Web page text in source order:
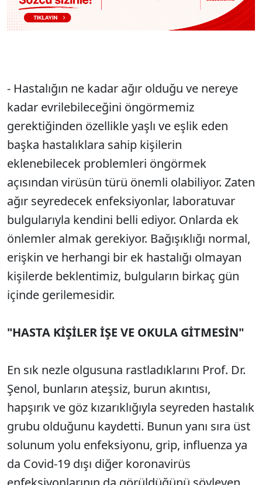
- Hastalığın ne kadar ağır olduğu ve nereye
kadar evrilebileceğini öngörmemiz
gerektiğinden özellikle yaşlı ve eşlik eden
başka hastalıklara sahip kişilerin
eklenebilecek problemleri öngörmek
açısından virüsün türü önemli olabiliyor. Zaten
ağır seyredecek enfeksiyonlar, laboratuvar
bulgularıyla kendini belli ediyor. Onlarda ek
önlemler almak gerekiyor. Bağışıklığı normal,
erişkin ve herhangi bir ek hastalığı olmayan
kişilerde beklentimiz, bulguların birkaç gün
içinde gerilemesidir.
"HASTA KİŞİLER İŞE VE OKULA GİTMESİN"
En sık nezle olgusuna rastladıklarını Prof. Dr.
Şenol, bunların ateşsiz, burun akıntısı,
hapşırık ve göz kızarıklığıyla seyreden hastalık
grubu olduğunu kaydetti. Bunun yanı sıra üst
solunum yolu enfeksiyonu, grip, influenza ya
da Covid-19 dışı diğer koronavirüs